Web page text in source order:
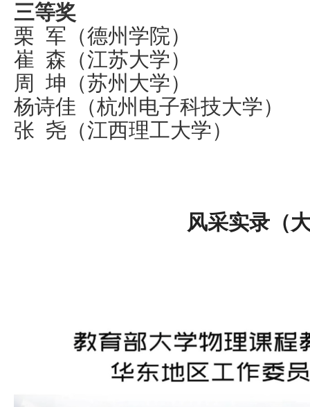
三等奖
栗 军（德州学院）
崔 森（江苏大学）
周 坤（苏州大学）
杨诗佳（杭州电子科技大学）
张 尧（江西理工大学）
风采实录（